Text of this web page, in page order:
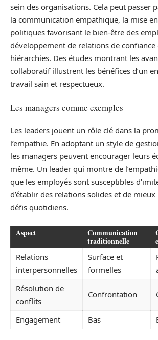
sein des organisations. Cela peut passer
la communication empathique, la mise
politiques favorisant le bien-être des
développement de relations de confiance
hiérarchies. Des études montrant les
collaboratif illustrent les bénéfices d’un
travail sain et respectueux.
Les managers comme exemples
Les leaders jouent un rôle clé dans la
l’empathie. En adoptant un style de
les managers peuvent encourager leurs
même. Un leader qui montre de
que les employés sont susceptibles
d’établir des relations solides et de
défis quotidiens.
Aspect Communication
traditionnelle
Relations
interpersonnelles
Surface et
formelles
Résolution de
conflits
Confrontation
Engagement Bas